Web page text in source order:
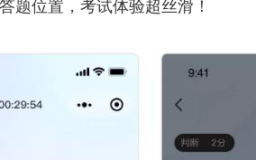
题位置，考试体验超丝滑！